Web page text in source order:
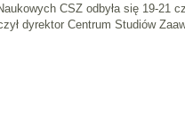
CSZ odbyła się 19-21
dyrektor Centrum Studiów